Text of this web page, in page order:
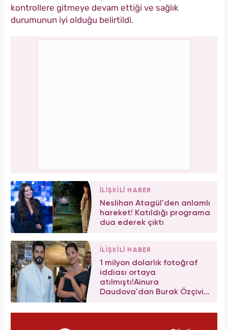
kontrollere gitmeye devam ettiği ve sağlık
durumunun iyi olduğu belirtildi.
İLİŞKİLİ HABER
Neslihan Atagül'den anlamlı
hareket! Katıldığı programa
dua ederek çıktı
İLİŞKİLİ HABER
1 milyon dolarlık fotoğraf
iddiası ortaya
atılmıştı!Ainura
Daudova'dan Burak Özçivit